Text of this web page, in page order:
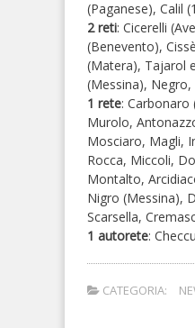
(Paganese), Calil
2 reti: Cicerelli
(Benevento),
(Matera), Tajarol
(Messina),
1 rete:
Murolo,
Mosciaro, Magli,
Rocca, Miccoli,
Montalto,
Nigro (Messina),
Scarsella,
1 autorete:
CATEGORIA: